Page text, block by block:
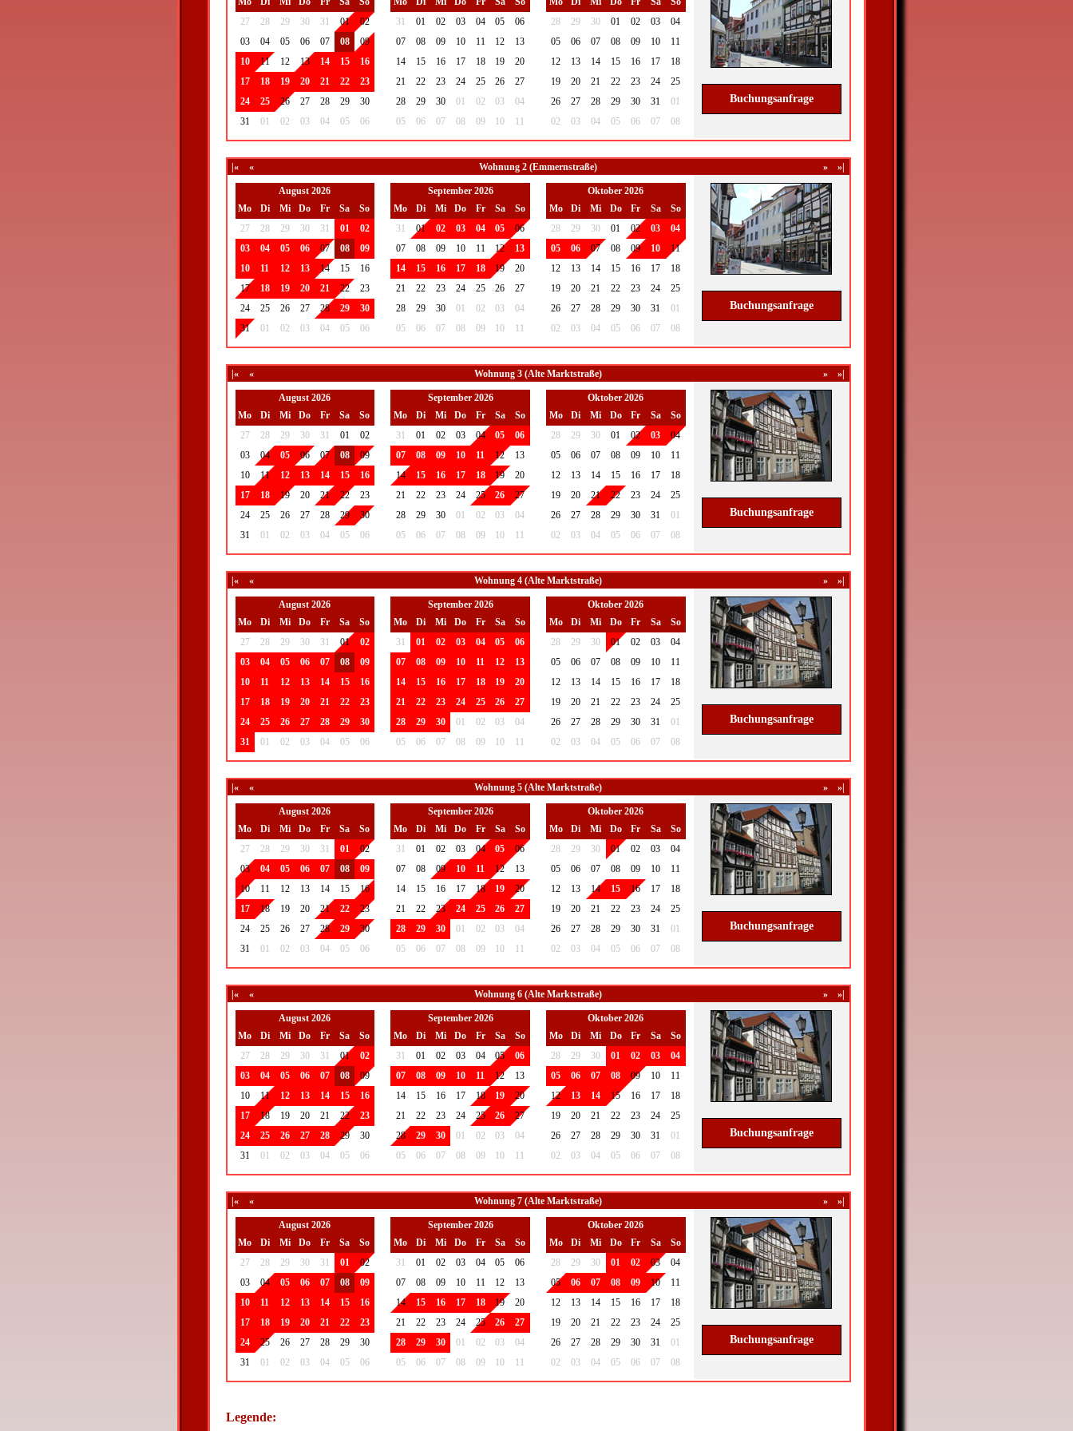
27
28 29 30 31 01
02
03
04 05 06 07 08
09
10
11 12 13 14 15
16
17
18 19 20 21 22
23
24
25 26 27 28 29
30
31
01 02 03 04 05 06
31
01 02 03 04 05
06
07
08 09 10 11 12
13
14
15 16 17 18 19
20
21
22 23 24 25 26
27
28
29 30 01 02 03
04
05
06 07 08 09 10 11
28
29 30 01 02 03
04
05
06 07 08 09 10
11
12
13 14 15 16 17
18
19
20 21 22 23 24
25
26
27 28 29 30 31
01
02
03 04 05 06 07 08
Buchungsanfrage
|« « Wohnung 2 (Emmernstraße) » »|
August 2026
Mo
Di Mi Do Fr Sa
So
27
28 29 30 31 01
02
03
04 05 06 07 08
09
10
11 12 13 14 15
16
17
18 19 20 21 22
23
24
25 26 27 28 29
30
31
01 02 03 04 05 06
September 2026
Mo
Di Mi Do Fr Sa
So
31
01 02 03 04 05
06
07
08 09 10 11 12
13
14
15 16 17 18 19
20
21
22 23 24 25 26
27
28
29 30 01 02 03
04
05
06 07 08 09 10 11
Oktober 2026
Mo
Di Mi Do Fr Sa
So
28
29 30 01 02 03
04
05
06 07 08 09 10
11
12
13 14 15 16 17
18
19
20 21 22 23 24
25
26
27 28 29 30 31
01
02
03 04 05 06 07 08
Buchungsanfrage
|« « Wohnung 3 (Alte Marktstraße) » »|
August 2026
Mo
Di Mi Do Fr Sa
So
27
28 29 30 31 01
02
03
04 05 06 07 08
09
10
11 12 13 14 15
16
17
18 19 20 21 22
23
24
25 26 27 28 29
30
31
01 02 03 04 05 06
September 2026
Mo
Di Mi Do Fr Sa
So
31
01 02 03 04 05
06
07
08 09 10 11 12
13
14
15 16 17 18 19
20
21
22 23 24 25 26
27
28
29 30 01 02 03
04
05
06 07 08 09 10 11
Oktober 2026
Mo
Di Mi Do Fr Sa
So
28
29 30 01 02 03
04
05
06 07 08 09 10
11
12
13 14 15 16 17
18
19
20 21 22 23 24
25
26
27 28 29 30 31
01
02
03 04 05 06 07 08
Buchungsanfrage
|« « Wohnung 4 (Alte Marktstraße) » »|
August 2026
Mo
Di Mi Do Fr Sa
So
27
28 29 30 31 01
02
03
04 05 06 07 08
09
10
11 12 13 14 15
16
17
18 19 20 21 22
23
24
25 26 27 28 29
30
31
01 02 03 04 05 06
September 2026
Mo
Di Mi Do Fr Sa
So
31
01 02 03 04 05
06
07
08 09 10 11 12
13
14
15 16 17 18 19
20
21
22 23 24 25 26
27
28
29 30 01 02 03
04
05
06 07 08 09 10 11
Oktober 2026
Mo
Di Mi Do Fr Sa
So
28
29 30 01 02 03
04
05
06 07 08 09 10
11
12
13 14 15 16 17
18
19
20 21 22 23 24
25
26
27 28 29 30 31
01
02
03 04 05 06 07 08
Buchungsanfrage
|« « Wohnung 5 (Alte Marktstraße) » »|
August 2026
Mo
Di Mi Do Fr Sa
So
27
28 29 30 31 01
02
03
04 05 06 07 08
09
10
11 12 13 14 15
16
17
18 19 20 21 22
23
24
25 26 27 28 29
30
31
01 02 03 04 05 06
September 2026
Mo
Di Mi Do Fr Sa
So
31
01 02 03 04 05
06
07
08 09 10 11 12
13
14
15 16 17 18 19
20
21
22 23 24 25 26
27
28
29 30 01 02 03
04
05
06 07 08 09 10 11
Oktober 2026
Mo
Di Mi Do Fr Sa
So
28
29 30 01 02 03
04
05
06 07 08 09 10
11
12
13 14 15 16 17
18
19
20 21 22 23 24
25
26
27 28 29 30 31
01
02
03 04 05 06 07 08
Buchungsanfrage
|« « Wohnung 6 (Alte Marktstraße) » »|
August 2026
Mo
Di Mi Do Fr Sa
So
27
28 29 30 31 01
02
03
04 05 06 07 08
09
10
11 12 13 14 15
16
17
18 19 20 21 22
23
24
25 26 27 28 29
30
31
01 02 03 04 05 06
September 2026
Mo
Di Mi Do Fr Sa
So
31
01 02 03 04 05
06
07
08 09 10 11 12
13
14
15 16 17 18 19
20
21
22 23 24 25 26
27
28
29 30 01 02 03
04
05
06 07 08 09 10 11
Oktober 2026
Mo
Di Mi Do Fr Sa
So
28
29 30 01 02 03
04
05
06 07 08 09 10
11
12
13 14 15 16 17
18
19
20 21 22 23 24
25
26
27 28 29 30 31
01
02
03 04 05 06 07 08
Buchungsanfrage
|« « Wohnung 7 (Alte Marktstraße) » »|
August 2026
Mo
Di Mi Do Fr Sa
So
27
28 29 30 31 01
02
03
04 05 06 07 08
09
10
11 12 13 14 15
16
17
18 19 20 21 22
23
24
25 26 27 28 29
30
31
01 02 03 04 05 06
September 2026
Mo
Di Mi Do Fr Sa
So
31
01 02 03 04 05
06
07
08 09 10 11 12
13
14
15 16 17 18 19
20
21
22 23 24 25 26
27
28
29 30 01 02 03
04
05
06 07 08 09 10 11
Oktober 2026
Mo
Di Mi Do Fr Sa
So
28
29 30 01 02 03
04
05
06 07 08 09 10
11
12
13 14 15 16 17
18
19
20 21 22 23 24
25
26
27 28 29 30 31
01
02
03 04 05 06 07 08
Buchungsanfrage
Legende: